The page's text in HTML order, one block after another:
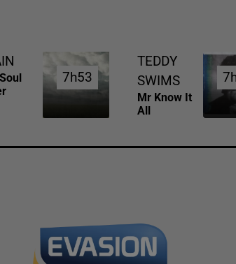
7h53
7h53
TEDDY
SWIMS
Mr Know It
All